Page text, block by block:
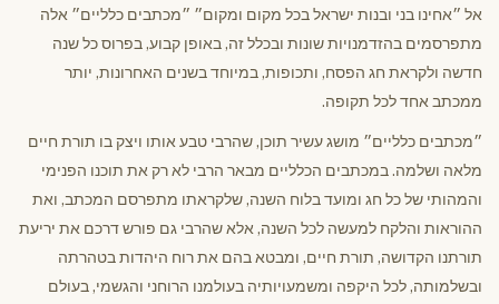
אל ״אחינו בני ובנות ישראל בכל מקום ומקום״ ״מכתבים כלליים״ אלה
מתפרסמים בהזדמנויות שונות ובכלל זה, באופן קבוע, בפרוס כל שנה
חדשה ולקראת חג הפסח, ותכופות, במיוחד בשנים האחרונות, יותר
ממכתב אחד לכל תקופה.
״מכתבים כלליים״ מושג עשיר תוכן, שהרבי טבע אותו ויצק בו תורת חיים
מלאה ושלמה. במכתבים הכלליים מבאר הרבי לא רק את תוכנו הפנימי
והמהותי של כל חג ומועד בלוח השנה, שלקראתו מתפרסם המכתב, ואת
ההוראות והלקח למעשה לכל השנה, אלא שהרבי גם פורש דרכם את יריעת
תורתנו הקדושה, תורת חיים, ומבטא בהם את רוח היהדות בטהרתה
ובשלמותה, לכל היקפה ומשמעויותיה בעולמנו הרוחני והגשמי, בעולם